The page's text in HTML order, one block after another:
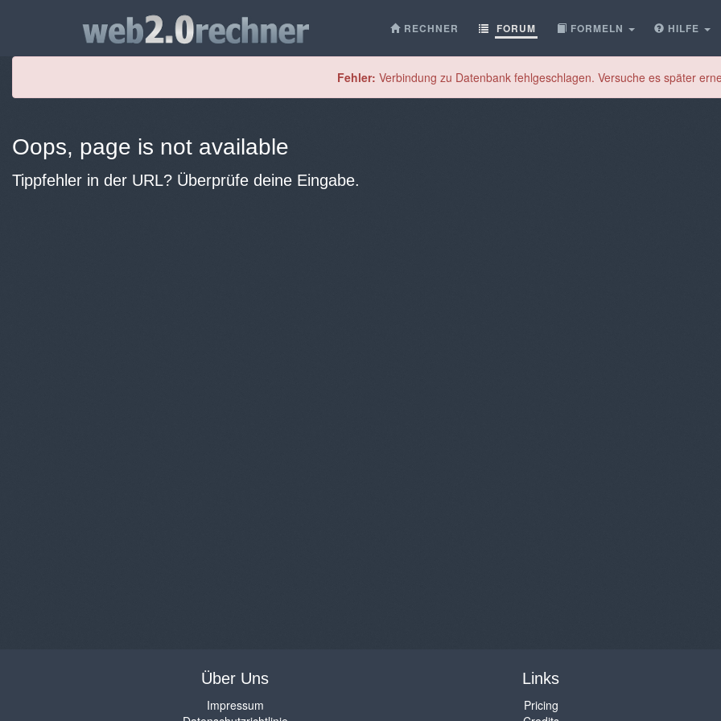
RECHNER FORUM FORMELN HILFE
Fehler: Verbindung zu Datenbank fehlgeschlagen. Versuche es später
Oops, page is not available
Tippfehler in der URL? Überprüfe deine Eingabe.
Über Uns
Impressum
Links
Pricing